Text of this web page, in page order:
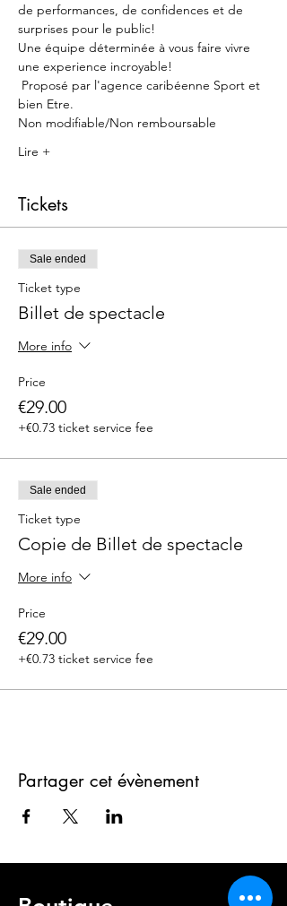
de performances, de confidences et de
surprises pour le public!
Une équipe déterminée à vous faire vivre
une experience incroyable!
Proposé par l'agence caribéenne Sport et
bien Etre.
Non modifiable/Non remboursable
Lire +
Tickets
Sale ended
Ticket type
Billet de spectacle
More info
Price
€29.00
+€0.73 ticket service fee
Sale ended
Ticket type
Copie de Billet de spectacle
More info
Price
€29.00
+€0.73 ticket service fee
Partager cet évènement